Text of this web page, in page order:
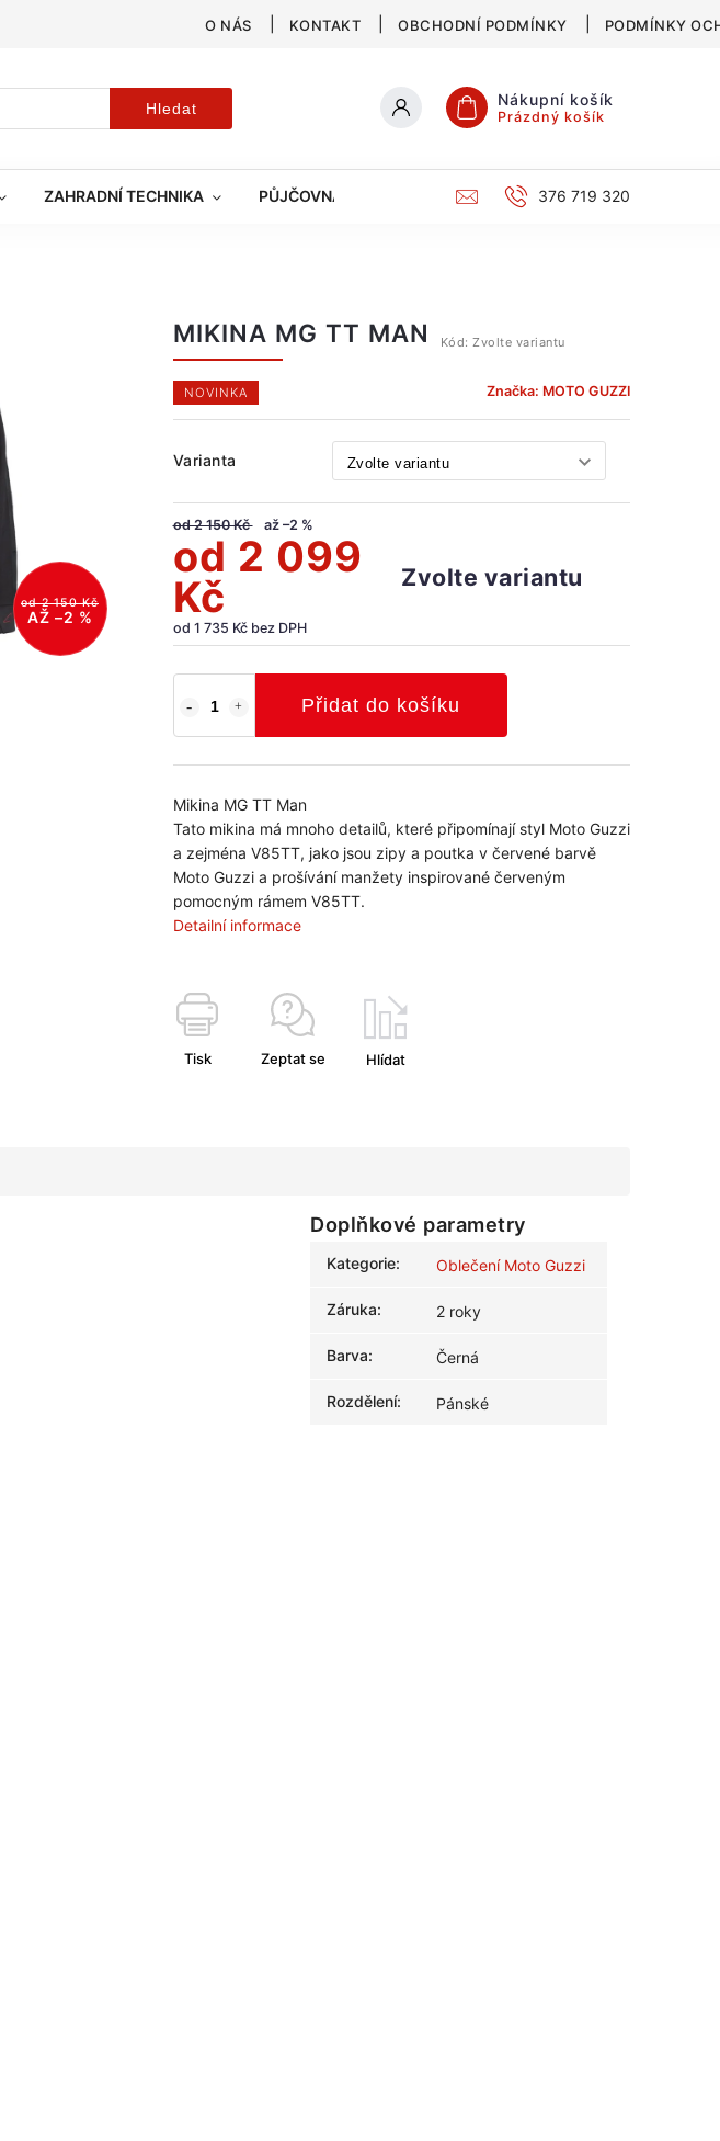
O NÁS KONTAKT OBCHODNÍ PODMÍNKY PODMÍNKY
Hledat Nákupní košík
Prázdný košík
ZAHRADNÍ TECHNIKA PŮJČOVNA KATALOG376 719 320
od 2 150 Kč
AŽ –2 %
MIKINA MG TT MAN Kód: Zvolte variantu
NOVINKA Značka: MOTO GUZZI
Varianta
od 2 150 Kč až –2 %
od 2 099
Kč
od 1 735 Kčbez DPH
Zvolte variantu
Přidat do košíku
Mikina MG TT Man
Tato mikina má mnoho detailů, které připomínají styl Moto Guzzi
a zejména V85TT, jako jsou zipy a poutka v červené barvě
Moto Guzzi a prošívání manžety inspirované červeným
pomocným rámem V85TT.
Detailní informace
Tisk Zeptat se Hlídat
Doplňkové parametry
Kategorie: Oblečení Moto Guzzi
Záruka: 2 roky
Barva: Černá
Rozdělení: Pánské